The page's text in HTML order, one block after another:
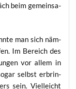
beim gemein­sa­
man sich näm­
Im Bereich des
vor allem in
selbst erbrin­
sein. Viel­leicht